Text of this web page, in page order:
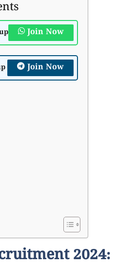
Join Now
Join Now
2024: